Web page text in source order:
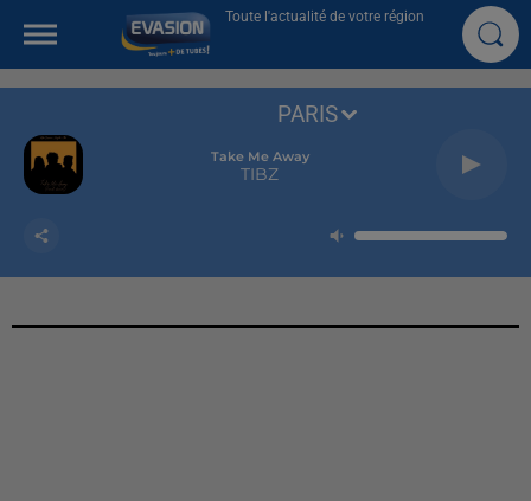
Toute l'actualité de votre région
Take Me Away
TIBZ
PARIS